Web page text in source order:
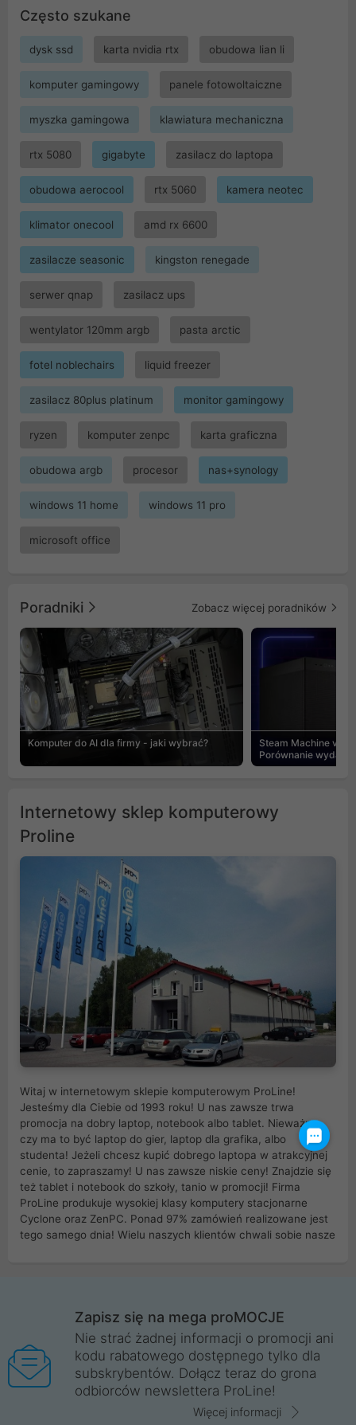
Często szukane
dysk ssd karta nvidia rtx obudowa lian li
komputer gamingowy panele fotowoltaiczne
myszka gamingowa klawiatura mechaniczna
rtx 5080 gigabyte zasilacz do laptopa
obudowa aerocool rtx 5060 kamera neotec
klimator onecool amd rx 6600
zasilacze seasonic kingston renegade
serwer qnap zasilacz ups
wentylator 120mm argb pasta arctic
fotel noblechairs liquid freezer
zasilacz 80plus platinum monitor gamingowy
ryzen komputer zenpc karta graficzna
obudowa argb procesor nas+synology
windows 11 home windows 11 pro
microsoft office
Poradniki Zobacz więcej poradników
Komputer do AI dla firmy - jaki wybrać?
Steam Machine vs
Porównanie
Internetowy sklep komputerowy
Proline
Witaj w internetowym sklepie komputerowym ProLine!
Jesteśmy dla Ciebie od 1993 roku! U nas zawsze trwa
promocja na dobry laptop, notebook albo tablet. Nieważne
czy ma to być laptop do gier, laptop dla grafika, albo
studenta! Jeżeli chcesz kupić dobrego laptopa w atrakcyjnej
cenie, to zapraszamy! U nas zawsze niskie ceny! Znajdzie się
też tablet i notebook do szkoły, tanio w promocji! Firma
ProLine produkuje wysokiej klasy komputery stacjonarne
Cyclone oraz ZenPC. Ponad 97% zamówień realizowane jest
tego samego dnia! Wielu naszych klientów chwali sobie nasze
Wrocław, Poznań, Legnica, Katowice, Gliwice, Kalisz, Bytom,
Trzebnica, Opole. Szybka i profesjonalna obsługa!
ProLine to polska firma ze 100% polskim kapitałem. Działamy
legalnie i płacimy podatki w naszym kraju! Posiadamy siedzibę
główną w Mirkowie oraz salony na terenie kraju. Cała
komunikacja ze sklepem komputerowym ProLine jest
Zapisz się na mega proMOCJE
Nie strać żadnej informacji o promocji ani
kodu rabatowego dostępnego tylko dla
subskrybentów. Dołącz teraz do grona
odbiorców newslettera ProLine!
Więcej informacji